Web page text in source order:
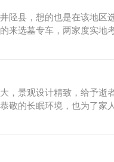
陉县，想的也是在该地区
来选墓专车，两家度实地
，景观设计精致，给予逝
敬的长眠环境，也为了家